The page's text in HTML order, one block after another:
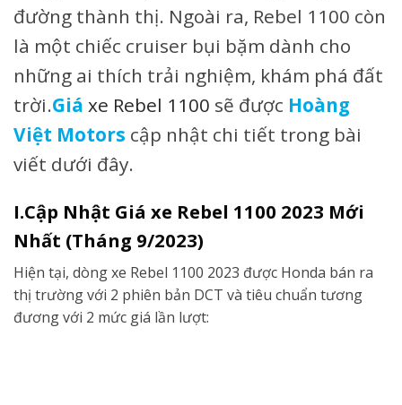
đường thành thị. Ngoài ra, Rebel 1100 còn
là một chiếc cruiser bụi bặm dành cho
những ai thích trải nghiệm, khám phá đất
trời.Giá xe Rebel 1100 sẽ được Hoàng
Việt Motors cập nhật chi tiết trong bài
viết dưới đây.
I.Cập Nhật Giá xe Rebel 1100 2023 Mới
Nhất (Tháng 9/2023)
Hiện tại, dòng xe Rebel 1100 2023 được Honda bán ra
thị trường với 2 phiên bản DCT và tiêu chuẩn tương
đương với 2 mức giá lần lượt: